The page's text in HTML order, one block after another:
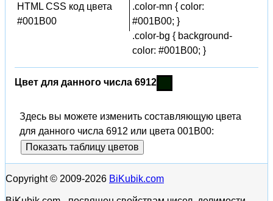
HTML CSS код цвета
#001B00
.color-mn { color:
#001B00; }
.color-bg { background-
color: #001B00; }
Цвет для данного числа 6912
Здесь вы можете изменить составляющую цвета
для данного числа 6912 или цвета 001B00:
Показать таблицу цветов
Copyright © 2009-2026 BiKubik.com